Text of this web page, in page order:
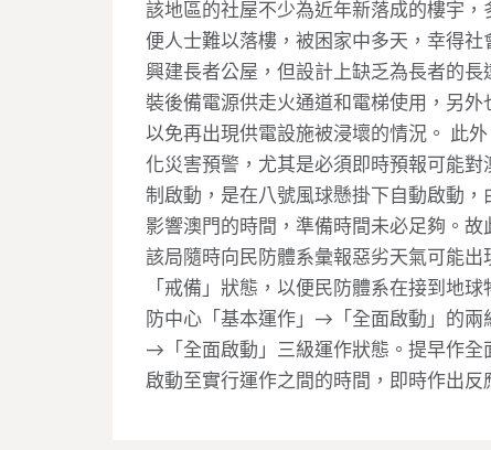
該地區的社屋不少為近年新落成的樓宇
便人士難以落樓，被困家中多天，幸得
興建長者公屋，但設計上缺乏為長者的
裝後備電源供走火通道和電梯使用，另外
以免再出現供電設施被浸壞的情況。 此
化災害預警，尤其是必須即時預報可能
制啟動，是在八號風球懸掛下自動啟動
影響澳門的時間，準備時間未必足夠。
該局隨時向民防體系彙報惡劣天氣可能
「戒備」狀態，以便民防體系在接到地
防中心「基本運作」→「全面啟動」的
→「全面啟動」三級運作狀態。提早作全
啟動至實行運作之間的時間，即時作出反